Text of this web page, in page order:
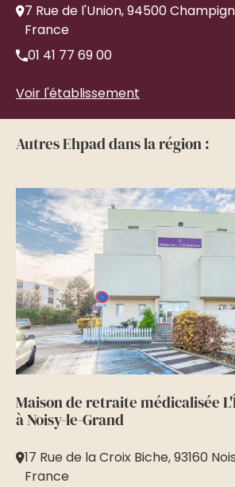
7 Rue de l'Union, 94500
France
01 41 77 69 00
Voir l'établissement
Autres Ehpad dans la région :
Maison de retraite médicalisée
à Noisy-le-Grand
17 Rue de la Croix Biche, 93160
France